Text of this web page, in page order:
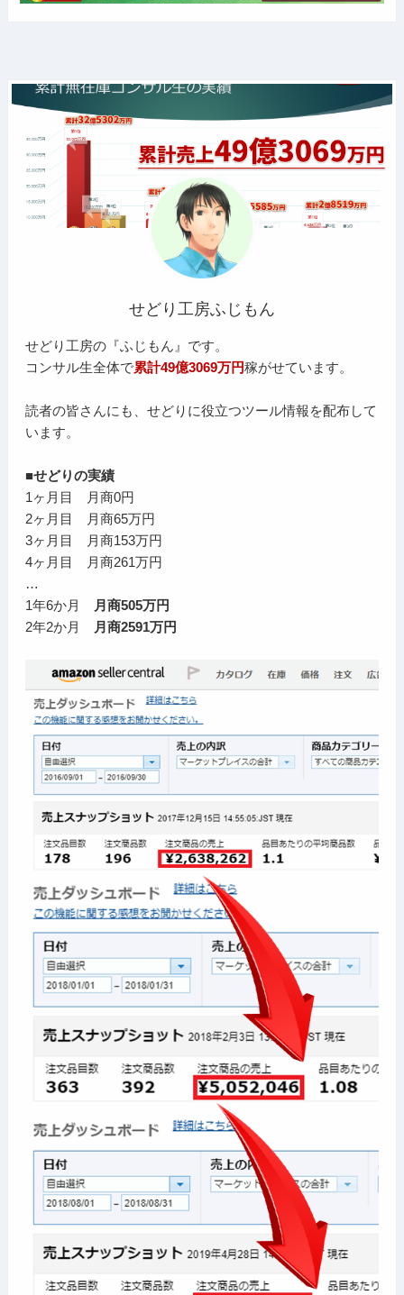
せどり工房ふじもん
せどり工房の『ふじもん』です。
コンサル生全体で累計49億3069万円稼がせています。
読者の皆さんにも、せどりに役立つツール情報を配布して
います。
■せどりの実績
1ヶ月目 月商0円
2ヶ月目 月商65万円
3ヶ月目 月商153万円
4ヶ月目 月商261万円
…
1年6か月
月商505万円
2年2か月
月商2591万円